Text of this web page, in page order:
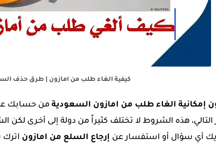
كيفية الغاء طلب من امازون | طرق حذف السلع
إمكانية الغاء طلب من امازون السعودية من حسابك
التالي، هذه الشروط لا تختلف كثيراً من دولة إلى أخرى
لديك أي سؤال أو استفسار عن إرجاع السلع من امازون